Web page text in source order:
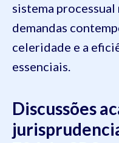
sistema processual
demandas
celeridade e a
essenciais.
Discussões